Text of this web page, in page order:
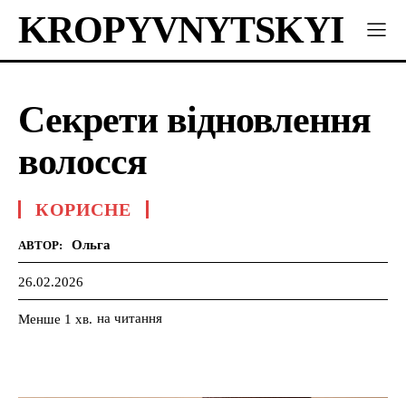
KROPYVNYTSKYI
Секрети відновлення
волосся
КОРИСНЕ
АВТОР: Ольга
26.02.2026
Менше 1 хв. на читання